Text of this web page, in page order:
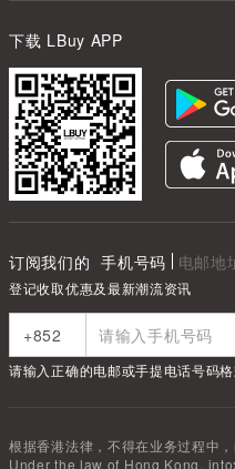
下载 LBuy APP
订阅我们的 手机号码 电邮地
登记收取优惠及最新潮流资讯
请输入正确的电邮或手提电话号码
根据香港法律，不得在业务过程中
Under the law of Hong Kong,